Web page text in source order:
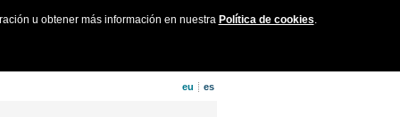
u obtener más información en nuestra Política de cookies.
eu es